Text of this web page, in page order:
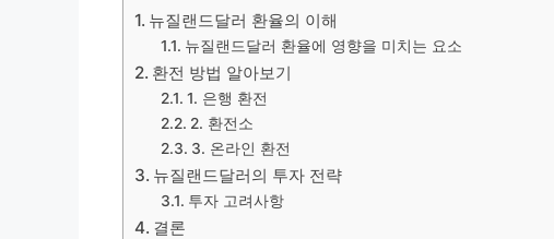
뉴질랜드달러 환율의 이해
뉴질랜드달러 환율에 영향을 미치는 요소
환전 방법 알아보기
1. 은행 환전
2. 환전소
3. 온라인 환전
뉴질랜드달러의 투자 전략
투자 고려사항
결론